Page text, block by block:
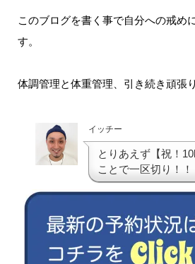
このブログを書く事で自分への戒め
す。
体調管理と体重管理、引き続き頑張
イッチー
とりあえず【祝！
ことで一区切り！！